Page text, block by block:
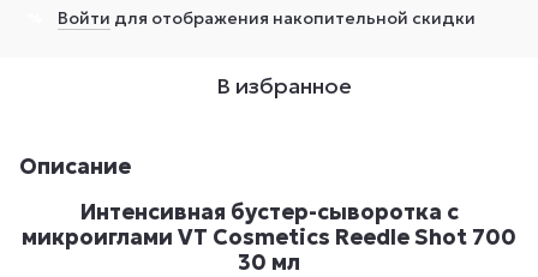
Войти для отображения накопительной скидки
В избранное
Описание
Интенсивная бустер-сыворотка с
микроиглами VT Cosmetics Reedle Shot 700
30 мл